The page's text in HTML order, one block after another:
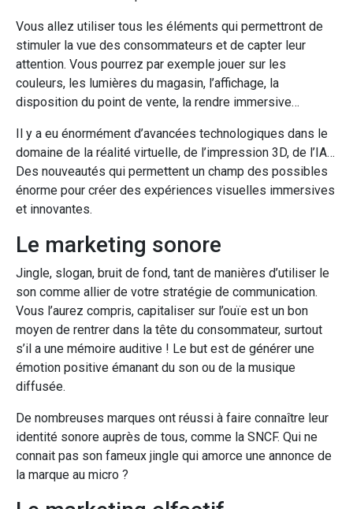
Vous allez utiliser tous les éléments qui permettront de
stimuler la vue des consommateurs et de capter leur
attention. Vous pourrez par exemple jouer sur les
couleurs, les lumières du magasin, l’affichage, la
disposition du point de vente, la rendre immersive…
Il y a eu énormément d’avancées technologiques dans le
domaine de la réalité virtuelle, de l’impression 3D, de l’IA…
Des nouveautés qui permettent un champ des possibles
énorme pour créer des expériences visuelles immersives
et innovantes.
Le marketing sonore
Jingle, slogan, bruit de fond, tant de manières d’utiliser le
son comme allier de votre stratégie de communication.
Vous l’aurez compris, capitaliser sur l’ouïe est un bon
moyen de rentrer dans la tête du consommateur, surtout
s’il a une mémoire auditive ! Le but est de générer une
émotion positive émanant du son ou de la musique
diffusée.
De nombreuses marques ont réussi à faire connaître leur
identité sonore auprès de tous, comme la SNCF. Qui ne
connait pas son fameux jingle qui amorce une annonce de
la marque au micro ?